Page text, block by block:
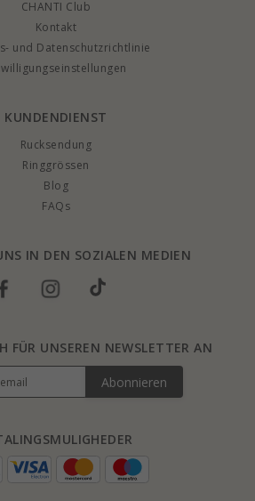
CHANTI Club
Kontakt
und Datenschutzrichtlinie
KUNDENDIENST
Rucksendung
Ringgrössen
Blog
FAQs
IN DEN SOZIALEN MEDIEN
FÜR UNSEREN NEWSLETTER AN
Abonnieren